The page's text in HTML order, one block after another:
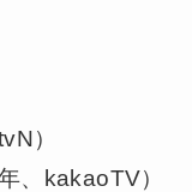
）
、kakaoTV）